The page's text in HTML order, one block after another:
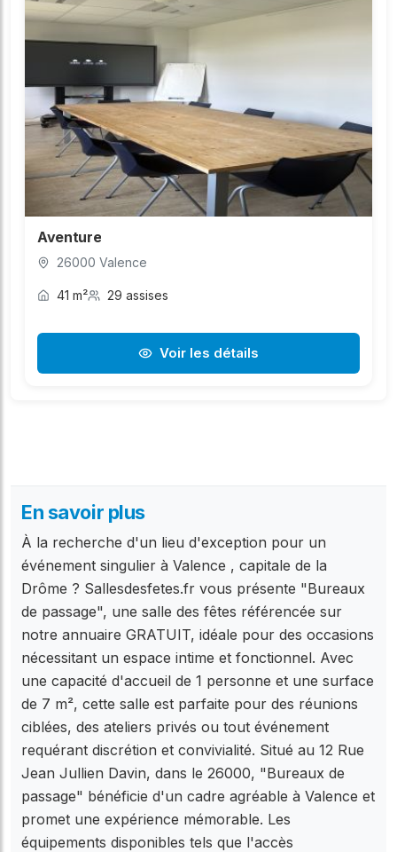
Aventure
26000 Valence
41 m² 29 assises
Voir les détails
En savoir plus
À la recherche d'un lieu d'exception pour un
événement singulier à Valence , capitale de la
Drôme ? Sallesdesfetes.fr vous présente "Bureaux
de passage", une salle des fêtes référencée sur
notre annuaire GRATUIT, idéale pour des occasions
nécessitant un espace intime et fonctionnel. Avec
une capacité d'accueil de 1 personne et une surface
de 7 m², cette salle est parfaite pour des réunions
ciblées, des ateliers privés ou tout événement
requérant discrétion et convivialité. Situé au 12 Rue
Jean Jullien Davin, dans le 26000, "Bureaux de
passage" bénéficie d'un cadre agréable à Valence et
promet une expérience mémorable. Les
équipements disponibles tels que l'accès